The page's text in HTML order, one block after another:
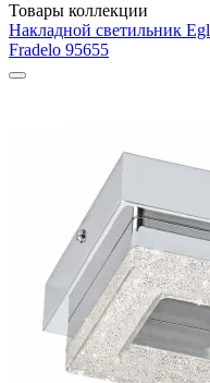
Товары коллекции
Накладной светильник
Fradelo 95655